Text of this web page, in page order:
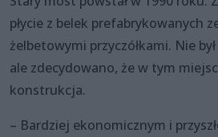
płycie z belek prefabrykowanych
żelbetowymi przyczółkami. Nie
ale zdecydowano, że w tym
konstrukcja.
– Bardziej ekonomicznym i